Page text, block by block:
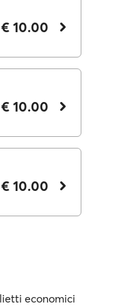
€ 10.00
€ 10.00
€ 10.00
economici